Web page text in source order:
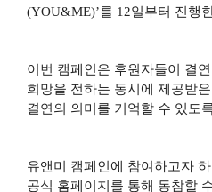
(YOU&ME)’를 12일부터 진행
이번 캠페인은 후원자들이 결
희망을 전하는 동시에 제공받
결연의 의미를 기억할 수 있도
유앤미 캠페인에 참여하고자
공식 홈페이지를 통해 동참할